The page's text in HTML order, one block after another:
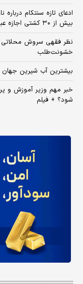
ادعای تازه سنتکام درباره
بیش از ۳۰ کشتی اجازه عبور گرفتند
نظر فقهی سروش محلاتی
خشونت‌طلب
بیشترین آب شیرین جهان
خبر مهم وزیر آموزش و
شود؟ + فیلم